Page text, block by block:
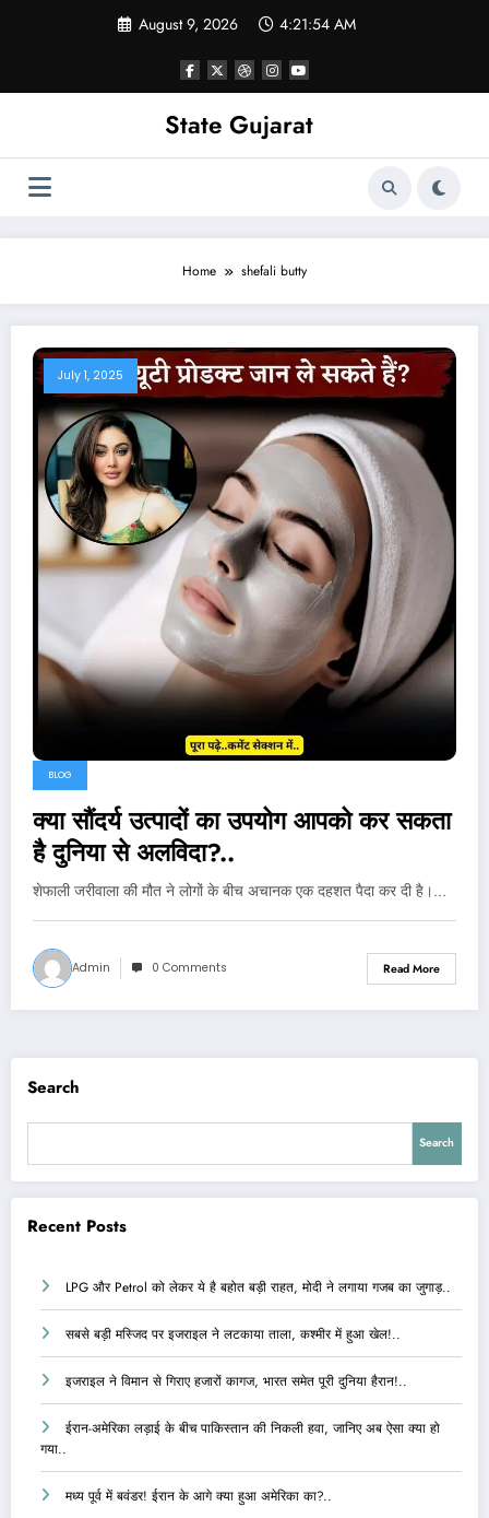
August 9, 2026 4:21:54 AM
State Gujarat
Home shefali butty
July 1, 2025
BLOG
क्या सौंदर्य उत्पादों का उपयोग आपको कर सकता
है दुनिया से अलविदा?..
शेफाली जरीवाला की मौत ने लोगों के बीच अचानक एक दहशत पैदा कर दी है।…
Admin 0 Comments Read More
Search
Search
Recent Posts
LPG और Petrol को लेकर ये है बहोत बड़ी राहत, मोदी ने लगाया गजब का जुगाड़..
सबसे बड़ी मस्जिद पर इजराइल ने लटकाया ताला, कश्मीर में हुआ खेल!..
इजराइल ने विमान से गिराए हजारों कागज, भारत समेत पूरी दुनिया हैरान!..
ईरान-अमेरिका लड़ाई के बीच पाकिस्तान की निकली हवा, जानिए अब ऐसा क्या हो
गया..
मध्य पूर्व में बवंडर! ईरान के आगे क्या हुआ अमेरिका का?..